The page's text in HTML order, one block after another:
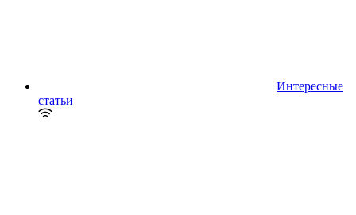
Интересные
статьи